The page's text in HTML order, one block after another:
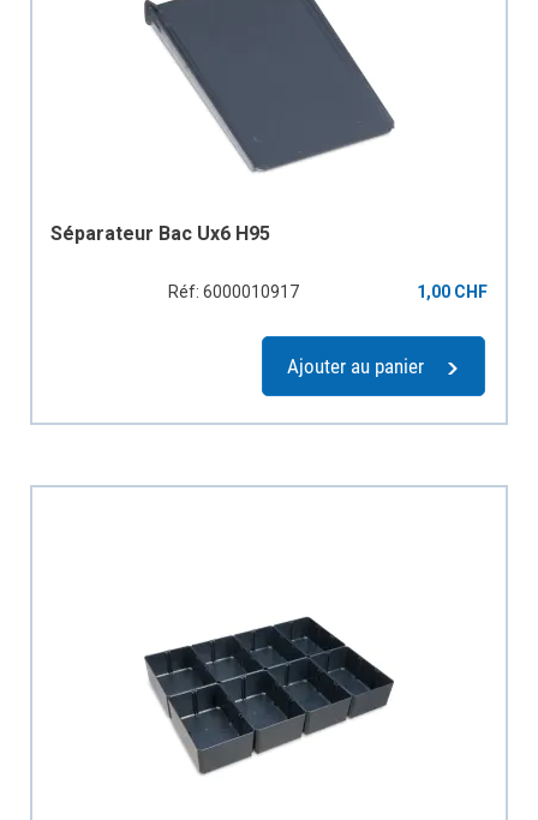
Séparateur Bac Ux6 H95
Réf: 6000010917 1,00 CHF
Ajouter au panier